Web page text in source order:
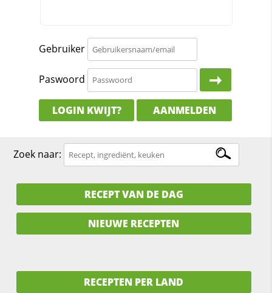
Gebruiker
Paswoord
LOGIN KWIJT? AANMELDEN
Zoek naar:
RECEPT VAN DE DAG
NIEUWE RECEPTEN
RECEPTEN PER LAND